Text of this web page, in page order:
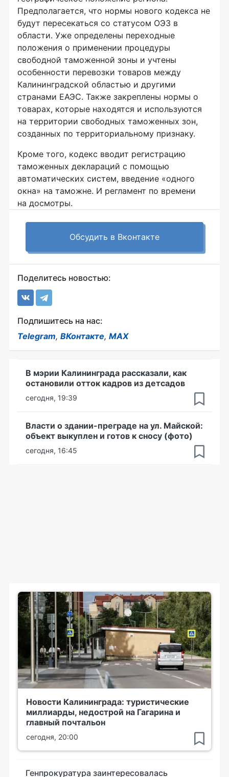
Предполагается, что нормы нового кодекса не
будут пересекаться со статусом ОЭЗ в
области. Уже определены переходные
положения о применении процедуры
свободной таможенной зоны и учтены
особенности перевозки товаров между
Калининградской областью и другими
странами ЕАЭС. Также закреплены нормы о
товарах, которые находятся и используются
на территории свободных таможенных зон,
созданных по территориальному признаку.
Кроме того, кодекс вводит регистрацию
таможенных деклараций с помощью
автоматических систем, введение «одного
окна» на таможне. И регламент по времени
на досмотры.
Обсудить в Вконтакте
Поделитесь новостью:
Подпишитесь на нас:
Telegram, ВКонтакте, MAX
В мэрии Калининграда рассказали, как
остановили отток кадров из детсадов
сегодня, 19:39
Власти о здании-преграде на ул. Майской:
объект выкуплен и готов к сносу (фото)
сегодня, 16:45
Новости Калининграда: туристические
миллиарды, недострой на Гагарина и
главный почтальон
сегодня, 20:00
Генпрокуратура заинтересовалась